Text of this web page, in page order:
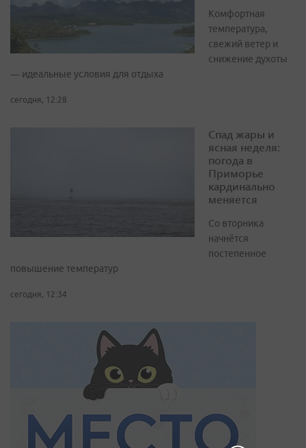
Комфортная
температура,
свежий ветер и
снижение духоты
— идеальные условия для отдыха
сегодня, 12:28
Спад жары и
ясная неделя:
погода в
Приморье
кардинально
меняется
Со вторника
начнётся
постепенное
повышение температур
сегодня, 12:34